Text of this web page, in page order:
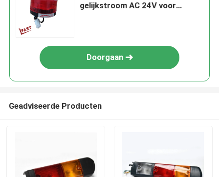
gelijkstroom AC 24V voor
Doorgaan
Geadviseerde Producten